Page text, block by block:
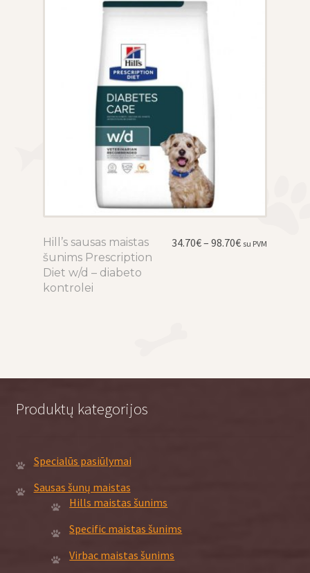
may
the
product
This
be
Hill’s sausas maistas
šunims Prescription
Diet w/d – diabeto
kontrolei
34.70€– 98.70€Price
su PVM
Produktų kategorijos
Specialūs pasiūlymai
Sausas šunų maistas
Hills maistas šunims
Specific maistas šunims
Virbac maistas šunims